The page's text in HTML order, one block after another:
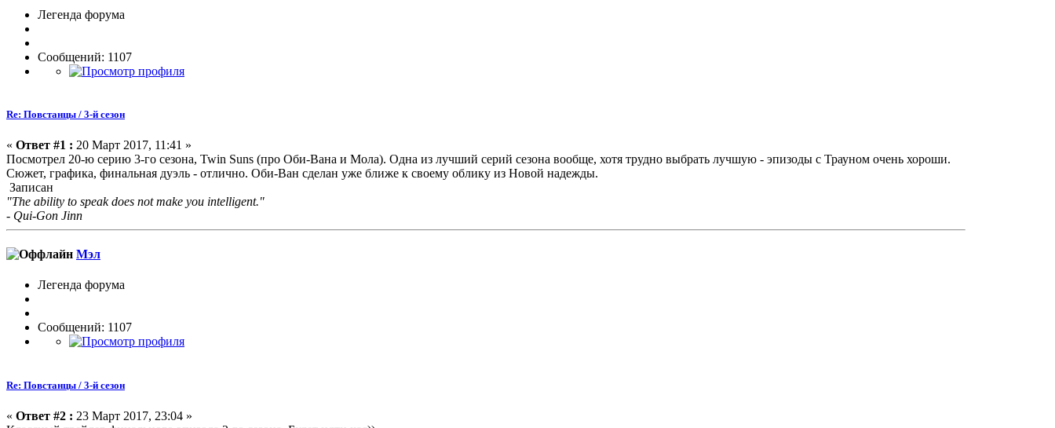
Легенда форума
Сообщений: 1107
Re: Повстанцы / 3-й сезон
« Ответ #1 : 20 Март 2017, 11:41 »
Посмотрел 20-ю серию 3-го сезона, Twin Suns (про Оби-Вана и Мола). Одна из лучший серий сезона вообще, хотя трудно выбрать лучшую - эпизоды с Трауном очень хороши.
Сюжет, графика, финальная дуэль - отлично. Оби-Ван сделан уже ближе к своему облику из Новой надежды.
Записан
"The ability to speak does not make you intelligent."
- Qui-Gon Jinn
Мэл
Легенда форума
Сообщений: 1107
Re: Повстанцы / 3-й сезон
« Ответ #2 : 23 Март 2017, 23:04 »